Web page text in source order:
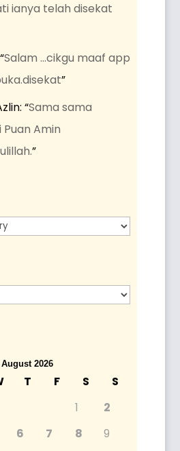
ianya telah disekat
Salam …cikgu maaf app
”
: “Sama sama
Amin
”
August 2026
T F S
S
1
2
6 7 8 9